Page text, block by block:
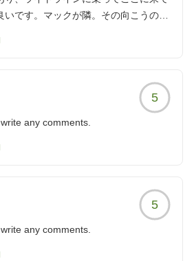
です。マックが隣。その向こうの珈
ないけど、湿気が気になりました。
たので、除湿機能のある空気清浄機
らから
hotel/voice/166137?
5
any comments.
5
any comments.